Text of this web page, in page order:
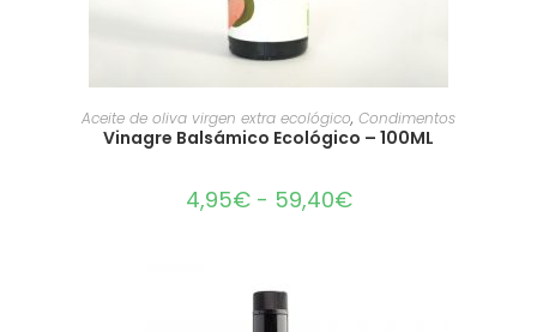
SELECCIONAR OPCIONES
Aceite de oliva virgen extra ecológico, Condimentos
Vinagre Balsámico Ecológico – 100ML
4,95€ - 59,40€